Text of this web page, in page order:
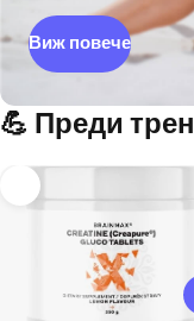
Виж повече
💪 Преди